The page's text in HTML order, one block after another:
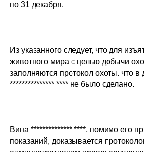
по 31 декабря.
Из указанного следует, что для
животного мира с целью добычи
заполняются протокол охоты, что в
*************** **** не было сделано.
Вина ************** ****, помимо его
показаний, доказывается